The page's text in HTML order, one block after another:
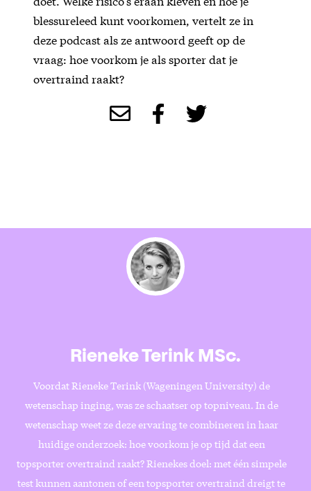
blessureleed kunt voorkomen, vertelt ze in
deze podcast als ze antwoord geeft op de
vraag: hoe voorkom je als sporter dat je
overtraind raakt?
Rieneke Terink MSc.
Voordat Rieneke Terink (Wageningen University) de
wetenschap inging, was ze schaatser op topniveau. In de
wetenschap weet ze deze ervaring te combineren in haar
huidige onderzoek: hoe voorkom je op tijd dat een
topsporter overtraind raakt? Rienekes doel: met één simpele
test kunnen aantonen of een topsporter overtraind dreigt te